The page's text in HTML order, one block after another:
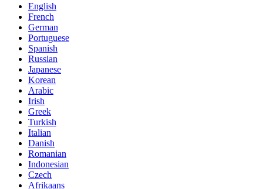
English
French
German
Portuguese
Spanish
Russian
Japanese
Korean
Arabic
Irish
Greek
Turkish
Italian
Danish
Romanian
Indonesian
Czech
Afrikaans